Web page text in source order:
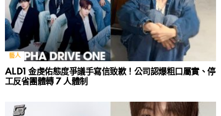
藝人
ALD1 金虔佑態度爭議手寫信致歉！公司認爆粗口屬實、停
工反省團體轉 7 人體制